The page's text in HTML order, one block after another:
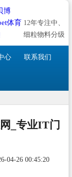
博
体育 12年专注中、
细粒物料分级
心 联系我们
_专业IT门
04-26 00:45:20